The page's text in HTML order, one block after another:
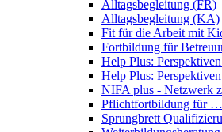
Alltagsbegleitung (FR)
Alltagsbegleitung (KA)
Fit für die Arbeit mit
Fortbildung für
Help Plus:
Help Plus:
NIFA plus - Netzwerk
Pflichtfortbildung für …
Sprungbrett